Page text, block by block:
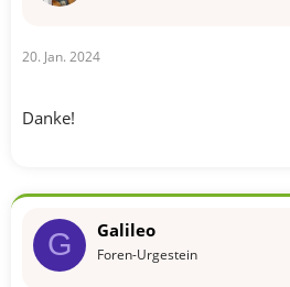
:
20. Jan. 2024
Danke!
G Galileo
Foren-Urgestein